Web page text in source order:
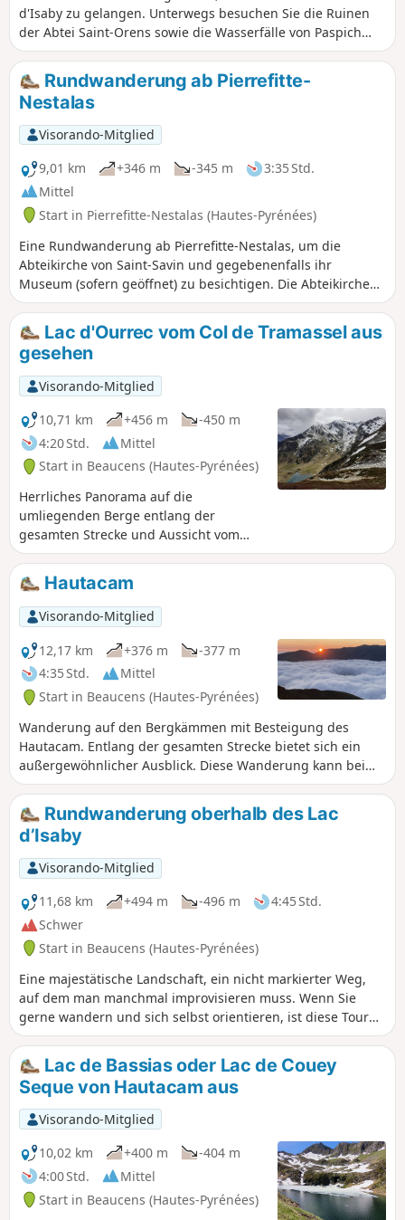
d'Isaby zu gelangen. Unterwegs besuchen Sie die Ruinen
der Abtei Saint-Orens sowie die Wasserfälle von Paspich
und Pradets, bevor Sie den Lac d'Isaby erreichen und zum
Aufstieg zur Cabane Picourlet aufsteigen.
Rundwanderung ab Pierrefitte-
Nestalas
Visorando-Mitglied
9,01 km
+346 m -345 m
3:35 Std.
Mittel
Start in Pierrefitte-Nestalas (Hautes-Pyrénées)
Eine Rundwanderung ab Pierrefitte-Nestalas, um die
Abteikirche von Saint-Savin und gegebenenfalls ihr
Museum (sofern geöffnet) zu besichtigen. Die Abteikirche
ist eine Referenz in Sachen Innenausstattung; besichtigen
Sie sie mit der Beschreibung auf der Website, um sie in
ihrem ganzen Wert zu würdigen. Nach einem steilen
Aufstieg von etwa einer Stunde in die Berge verläuft die
Strecke auf der Straße, auf der in der Praxis nur sehr wenig
Verkehr herrscht.Der Startpunkt sollte von einem Parkplatz
in Pierrefitte-Nestalas aus angepasst werden.
Lac d'Ourrec vom Col de Tramassel aus
gesehen
Visorando-Mitglied
10,71 km
+456 m
-450 m
4:20 Std.
Mittel
Start in Beaucens (Hautes-Pyrénées)
Herrliches Panorama auf die
umliegenden Berge entlang der
gesamten Strecke und Aussicht vom
Hourquette d'Ouscouaou.
Hautacam
Visorando-Mitglied
12,17 km
+376 m
-377 m
4:35 Std.
Mittel
Start in Beaucens (Hautes-Pyrénées)
Wanderung auf den Bergkämmen mit Besteigung des
Hautacam. Entlang der gesamten Strecke bietet sich ein
außergewöhnlicher Ausblick. Diese Wanderung kann bei
stabilen Schneeverhältnissen unternommen werden. Diese
nicht markierte Wanderung erfordert einen guten
Orientierungssinn und eine GPX-Route.
Rundwanderung oberhalb des Lac
d’Isaby
Visorando-Mitglied
11,68 km
+494 m -496 m
4:45 Std.
Schwer
Start in Beaucens (Hautes-Pyrénées)
Eine majestätische Landschaft, ein nicht markierter Weg,
auf dem man manchmal improvisieren muss. Wenn Sie
gerne wandern und sich selbst orientieren, ist diese Tour
genau das Richtige für Sie.Schwierige Passagen, nicht für
Familien mit Kindern zu empfehlen.Begeben Sie sich nicht
auf diese Wanderung, wenn in diesem Gebiet häufig Nebel
herrscht.GPX-Track empfohlen.
Lac de Bassias oder Lac de Couey
Seque von Hautacam aus
Visorando-Mitglied
10,02 km
+400 m
-404 m
4:00 Std.
Mittel
Start in Beaucens (Hautes-Pyrénées)